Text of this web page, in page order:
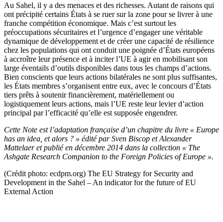
Au Sahel, il y a des menaces et des richesses. Autant de raisons qui
ont précipité certains États à se ruer sur la zone pour se livrer à une
franche compétition économique. Mais c’est surtout les
préoccupations sécuritaires et l’urgence d’engager une véritable
dynamique de développement et de créer une capacité de résilience
chez les populations qui ont conduit une poignée d’États européens
à accroître leur présence et à inciter l’UE à agir en mobilisant son
large éventails d’outils disponibles dans tous les champs d’actions.
Bien conscients que leurs actions bilatérales ne sont plus suffisantes,
les États membres s’organisent entre eux, avec le concours d’États
tiers prêts à soutenir financièrement, matériellement ou
logistiquement leurs actions, mais l’UE reste leur levier d’action
principal par l’efficacité qu’elle est supposée engendrer.
Cette Note est l’adaptation française d’un chapitre du livre « Europe
has an idea, et alors ? » édité par Sven Biscop et Alexander
Mattelaer et publié en décembre 2014 dans la collection « The
Ashgate Research Companion to the Foreign Policies of Europe ».
(Crédit photo: ecdpm.org) The EU Strategy for Security and
Development in the Sahel – An indicator for the future of EU
External Action